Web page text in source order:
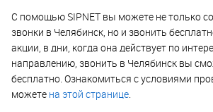
С помощью SIPNET вы можете не только
звонки в Челябинск, но и звонить
акции, в дни, когда она действует по
направлению, звонить в Челябинск вы
бесплатно. Ознакомиться с условиями
можете на этой странице